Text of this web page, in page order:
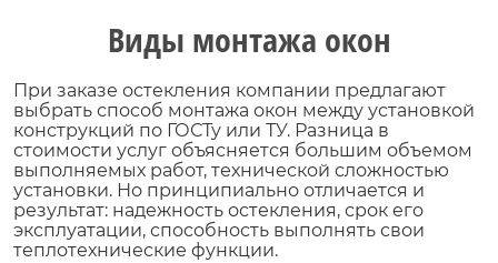
Виды монтажа окон
При заказе остекления компании предлагают
выбрать способ монтажа окон между установкой
конструкций по ГОСТу или ТУ. Разница в
стоимости услуг объясняется большим объемом
выполняемых работ, технической сложностью
установки. Но принципиально отличается и
результат: надежность остекления, срок его
эксплуатации, способность выполнять свои
теплотехнические функции.